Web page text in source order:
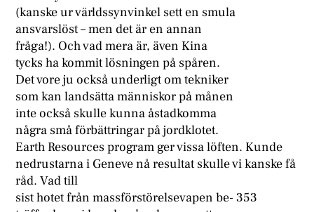
(kanske ur världssynvinkel sett en smula
ansvarslöst – men det är en annan
fråga!). Och vad mera är, även Kina
tycks ha kommit lösningen på spåren.
Det vore ju också underligt om tekniker
som kan landsätta människor på månen
inte också skulle kunna åstadkomma
några små förbättringar på jordklotet.
Earth Resources program ger vissa löften. Kunde
nedrustarna i Geneve nå resultat skulle vi kanske få
råd. Vad till
sist hotet från massförstörelsevapen be- 353